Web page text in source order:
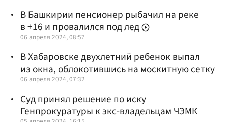
В Башкирии пенсионер рыбачил на реке
в +16 и провалился под лед
06 апреля 2024, 08:57
В Хабаровске двухлетний ребенок выпал
из окна, облокотившись на москитную сетку
06 апреля 2024, 07:32
Суд принял решение по иску
Генпрокуратуры к экс-владельцам ЧЭМК